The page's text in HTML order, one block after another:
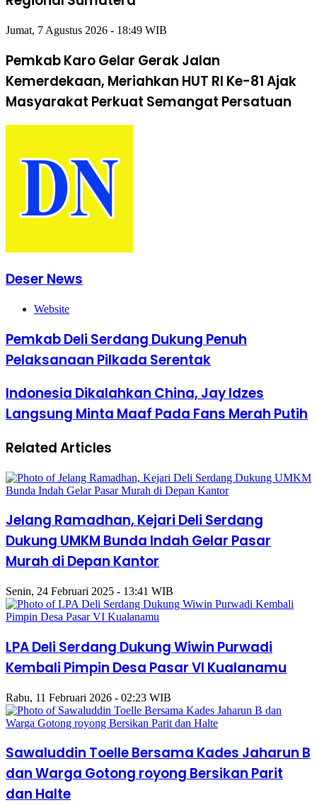
Jumat, 7 Agustus 2026 - 18:49 WIB
Pemkab Karo Gelar Gerak Jalan
Kemerdekaan, Meriahkan HUT RI Ke-81 Ajak
Masyarakat Perkuat Semangat Persatuan
Deser News
Website
Pemkab Deli Serdang Dukung Penuh
Pelaksanaan Pilkada Serentak
Indonesia Dikalahkan China, Jay Idzes
Langsung Minta Maaf Pada Fans Merah Putih
Related Articles
Jelang Ramadhan, Kejari Deli Serdang
Dukung UMKM Bunda Indah Gelar Pasar
Murah di Depan Kantor
Senin, 24 Februari 2025 - 13:41 WIB
LPA Deli Serdang Dukung Wiwin Purwadi
Kembali Pimpin Desa Pasar VI Kualanamu
Rabu, 11 Februari 2026 - 02:23 WIB
Sawaluddin Toelle Bersama Kades Jaharun B
dan Warga Gotong royong Bersikan Parit
dan Halte